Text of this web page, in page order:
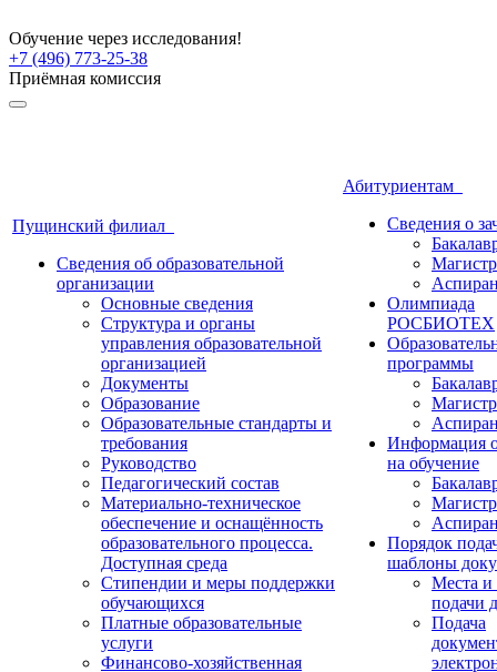
Обучение через исследования!
+7 (496) 773-25-38
Приёмная комиссия
Пущинский филиал
Сведения об образовательной
организации
Основные сведения
Структура и органы
управления образовательной
организацией
Документы
Образование
Образовательные стандарты и
требования
Руководство
Педагогический состав
Материально-техническое
обеспечение и оснащённость
образовательного процесса.
Доступная среда
Стипендии и меры поддержки
обучающихся
Платные образовательные
услуги
Финансово-хозяйственная
Абитуриентам
Сведения о
Олимпиада
РОСБИОТЕХ
программы
Информация
на обучение
Порядок
шаблоны
Места и
подачи
Подача